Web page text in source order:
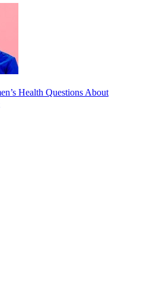
Health Questions About